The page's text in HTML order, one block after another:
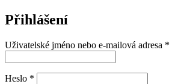
Přihlášení
Uživatelské jméno nebo e-mailová adresa *
Heslo *